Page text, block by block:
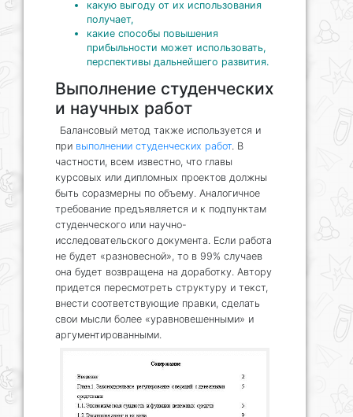
какую выгоду от их использования
получает,
какие способы повышения
прибыльности может использовать,
перспективы дальнейшего развития.
Выполнение студенческих
и научных работ
Балансовый метод также используется и
при выполнении студенческих работ . В
частности, всем известно, что главы
курсовых или дипломных проектов должны
быть соразмерны по объему. Аналогичное
требование предъявляется и к подпунктам
студенческого или научно-
исследовательского документа. Если работа
не будет «разновесной», то в 99% случаев
она будет возвращена на доработку. Автору
придется пересмотреть структуру и текст,
внести соответствующие правки, сделать
свои мысли более «уравновешенными» и
аргументированными.